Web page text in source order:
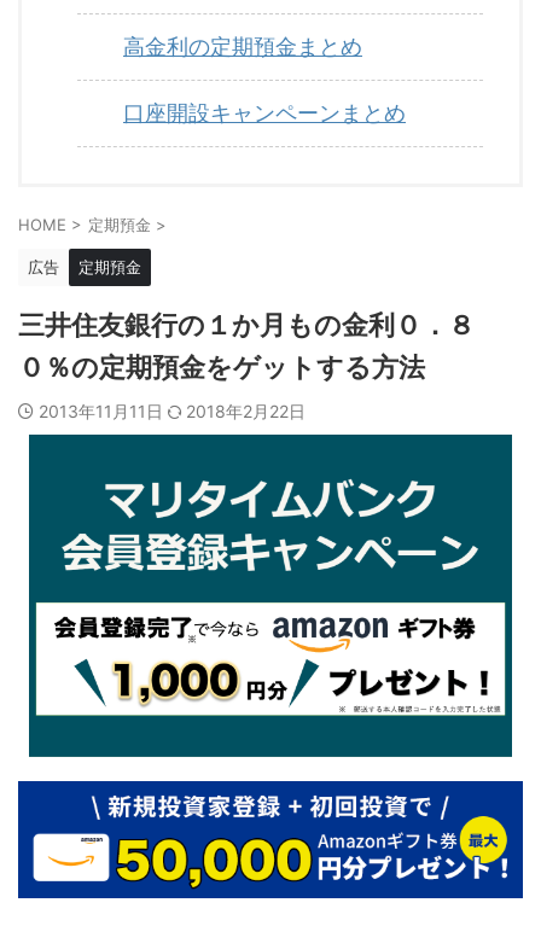
高金利の定期預金まとめ
口座開設キャンペーンまとめ
HOME > 定期預金 >
広告 定期預金
三井住友銀行の１か月もの金利０．８
０％の定期預金をゲットする方法
2013年11月11日 2018年2月22日